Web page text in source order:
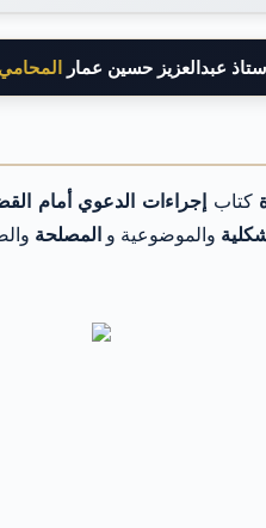
عبدالعزيز حسين عمار
كتاب إجراءات الدعوي أمام
والموضوعية و المصلحة